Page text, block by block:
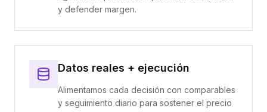
y defender margen.
Datos reales + ejecución
Alimentamos cada decisión con comparables
y seguimiento diario para sostener el precio